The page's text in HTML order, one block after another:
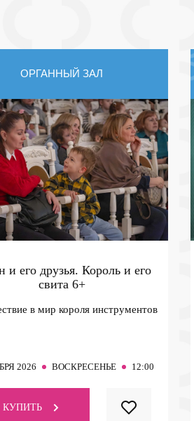
ОРГАННЫЙ ЗАЛ
и его друзья. Король и его
свита 6+
в мир короля инструментов
2026 ВОСКРЕСЕНЬЕ 12:00
КУПИТЬ